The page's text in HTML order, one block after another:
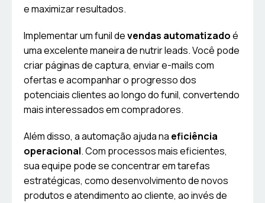
e maximizar resultados.
Implementar um funil devendas automatizadoé
uma excelente maneira de nutrir leads. Você pode
criar páginas de captura, enviar e-mails com
ofertas e acompanhar o progresso dos
potenciais clientes ao longo do funil, convertendo
mais interessados em compradores.
Além disso, a automação ajuda na eficiência
operacional. Com processos mais eficientes,
sua equipe pode se concentrar em tarefas
estratégicas, como desenvolvimento de novos
produtos e atendimento ao cliente, ao invés de